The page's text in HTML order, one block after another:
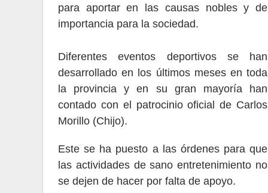
para aportar en las causas nobles y de
importancia para la sociedad.
Diferentes eventos deportivos se han
desarrollado en los últimos meses en toda
la provincia y en su gran mayoría han
contado con el patrocinio oficial de Carlos
Morillo (Chijo).
Este se ha puesto a las órdenes para que
las actividades de sano entretenimiento no
se dejen de hacer por falta de apoyo.